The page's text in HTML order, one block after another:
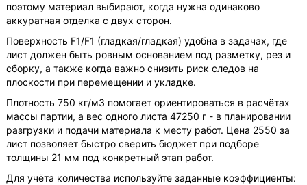
поэтому материал выбирают, когда нужна одинаково
аккуратная отделка с двух сторон.
Поверхность F1/F1 (гладкая/гладкая) удобна в задачах, где
лист должен быть ровным основанием под разметку, рез и
сборку, а также когда важно снизить риск следов на
плоскости при перемещении и укладке.
Плотность 750 кг/м3 помогает ориентироваться в расчётах
массы партии, а вес одного листа 47250 г - в планировании
разгрузки и подачи материала к месту работ. Цена 2550 за
лист позволяет быстро сверить бюджет при подборе
толщины 21 мм под конкретный этап работ.
Для учёта количества используйте заданные коэффициенты: